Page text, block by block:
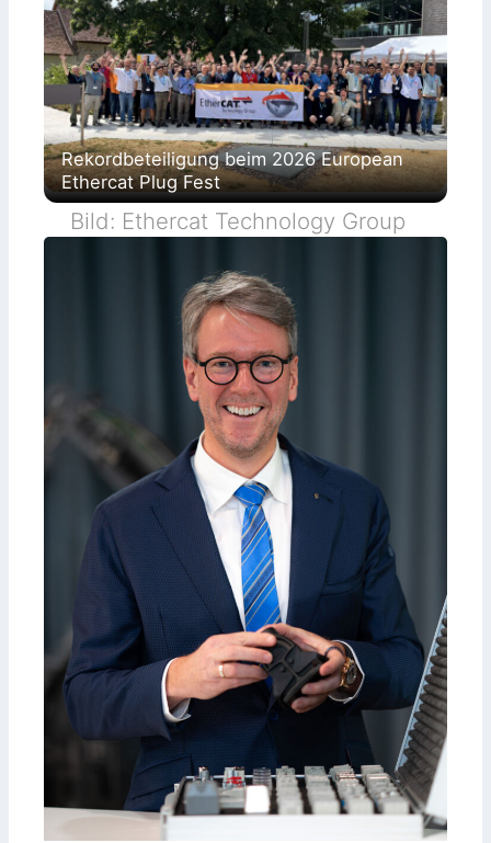
Rekordbeteiligung beim 2026 European
Ethercat Plug Fest
Bild: Ethercat Technology Group